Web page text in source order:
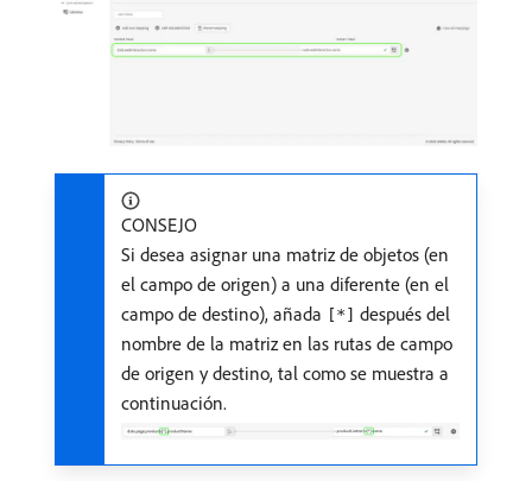
CONSEJO
Si desea asignar una matriz de objetos (en
el campo de origen) a una diferente (en el
campo de destino), añada [*] después del
nombre de la matriz en las rutas de campo
de origen y destino, tal como se muestra a
continuación.